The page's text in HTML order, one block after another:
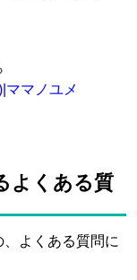
ママノユメ
よくある質
よくある質問に